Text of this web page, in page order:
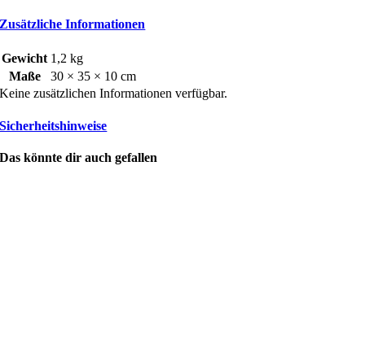
Zusätzliche Informationen
Gewicht 1,2 kg
Maße
30 × 35 × 10 cm
Keine zusätzlichen Informationen verfügbar.
Sicherheitshinweise
Das könnte dir auch gefallen